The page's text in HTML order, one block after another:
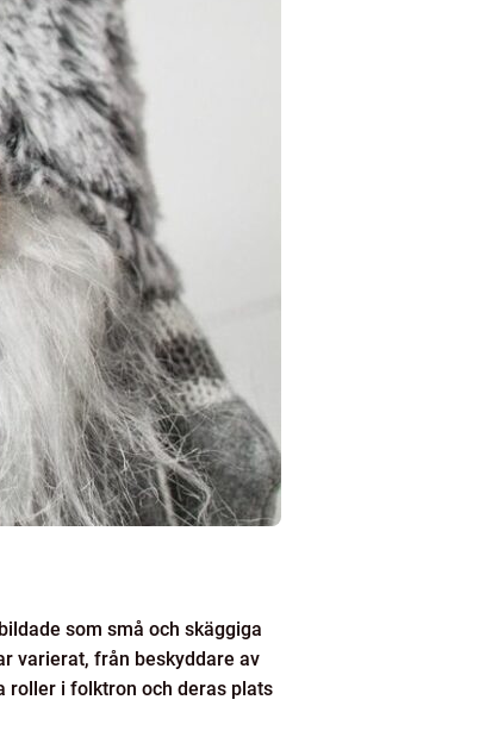
som små och skäggiga
varierat, från beskyddare av
roller i folktron och deras plats